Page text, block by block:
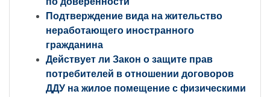
Подтверждение вида на жительство
неработающего иностранного
гражданина
Действует ли Закон о защите прав
потребителей в отношении договоров
ДДУ на жилое помещение с физическими